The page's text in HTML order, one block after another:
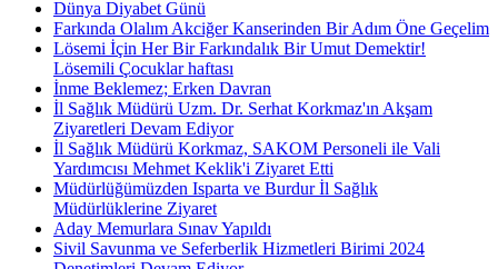
Dünya Diyabet Günü
Farkında Olalım Akciğer Kanserinden Bir Adım Öne Geçelim
Lösemi İçin Her Bir Farkındalık Bir Umut Demektir!
Lösemili Çocuklar haftası
İnme Beklemez; Erken Davran
İl Sağlık Müdürü Uzm. Dr. Serhat Korkmaz'ın Akşam
Ziyaretleri Devam Ediyor
İl Sağlık Müdürü Korkmaz, SAKOM Personeli ile Vali
Yardımcısı Mehmet Keklik'i Ziyaret Etti
Müdürlüğümüzden Isparta ve Burdur İl Sağlık
Müdürlüklerine Ziyaret
Aday Memurlara Sınav Yapıldı
Sivil Savunma ve Seferberlik Hizmetleri Birimi 2024